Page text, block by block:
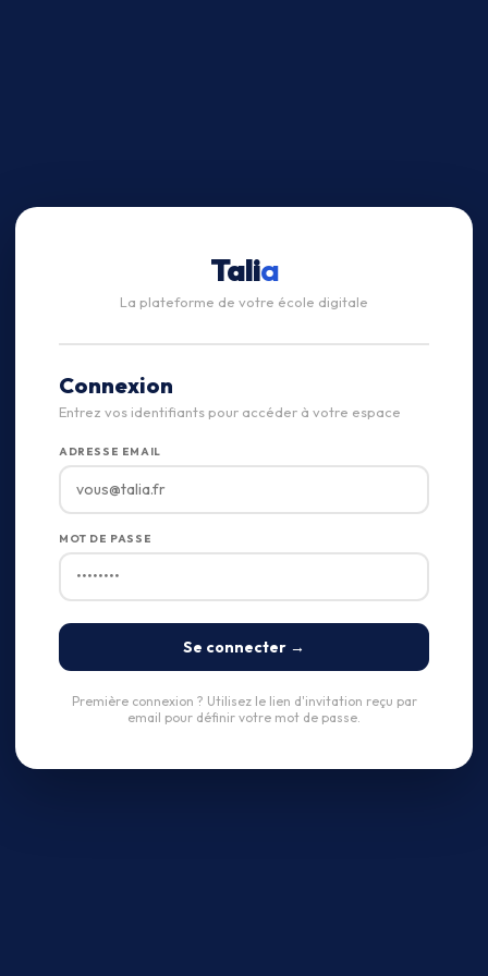
Talia
La plateforme de votre école digitale
Connexion
Entrez vos identifiants pour accéder à votre espace
ADRESSE EMAIL
MOT DE PASSE
Se connecter →
Première connexion ? Utilisez le lien d'invitation reçu par
email pour définir votre mot de passe.